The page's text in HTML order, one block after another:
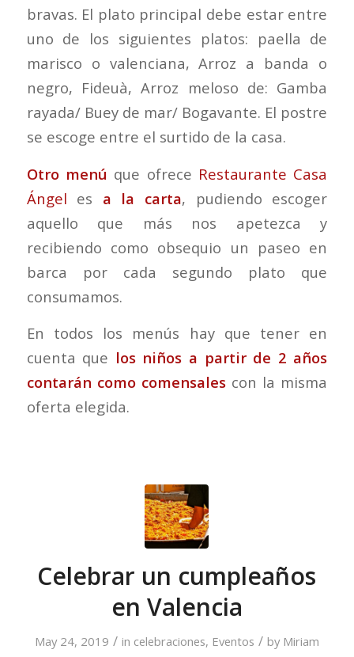
bravas. El plato principal debe estar entre
uno de los siguientes platos: paella de
marisco o valenciana, Arroz a banda o
negro, Fideuà, Arroz meloso de: Gamba
rayada/ Buey de mar/ Bogavante. El postre
se escoge entre el surtido de la casa.
Otro menú que ofrece Restaurante Casa
Ángel es a la carta, pudiendo escoger
aquello que más nos apetezca y
recibiendo como obsequio un paseo en
barca por cada segundo plato que
consumamos.
En todos los menús hay que tener en
cuenta que los niños a partir de 2 años
contarán como comensalescon la misma
oferta elegida.
Celebrar un cumpleaños
en Valencia
May 24, 2019 / in celebraciones, Eventos / by Miriam